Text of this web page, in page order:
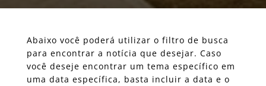
Abaixo você poderá utilizar o filtro de busca
para encontrar a notícia que desejar. Caso
você deseje encontrar um tema específico em
uma data específica, basta incluir a data e o